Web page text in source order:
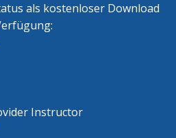
als kostenloser Download
Instructor